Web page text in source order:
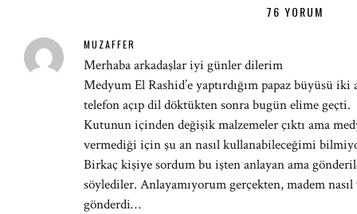
76 YORUM
MUZAFFER
Merhaba arkadaşlar iyi günler dilerim
Medyum El Rashid’e yaptırdığım papaz büyüsü
telefon açıp dil döktükten sonra bugün elime geçti.
Kutunun içinden değişik malzemeler çıktı ama
vermediği için şu an nasıl kullanabileceğimi
Birkaç kişiye sordum bu işten anlayan ama
söylediler. Anlayamıyorum gerçekten, madem nasıl
gönderdi…